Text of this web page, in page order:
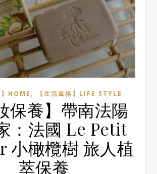
】HOME , 【生活風格】LIFE STYLE
保養】帶南法陽
：法國 Le Petit
小橄欖樹 旅人植
萃保養